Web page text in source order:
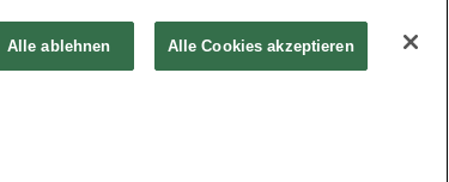
Alle ablehnen Alle Cookies akzeptieren